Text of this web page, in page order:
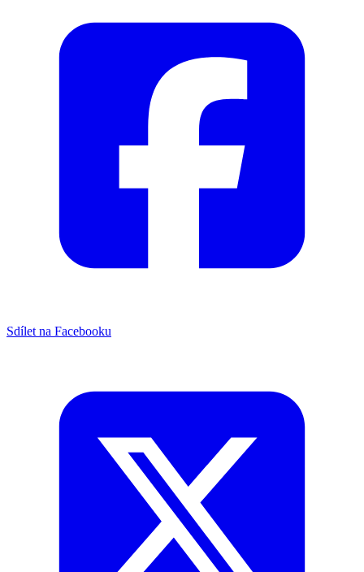
Sdílet na Facebooku